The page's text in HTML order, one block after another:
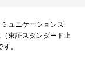
ュニケーションズ
東証スタンダード上
。